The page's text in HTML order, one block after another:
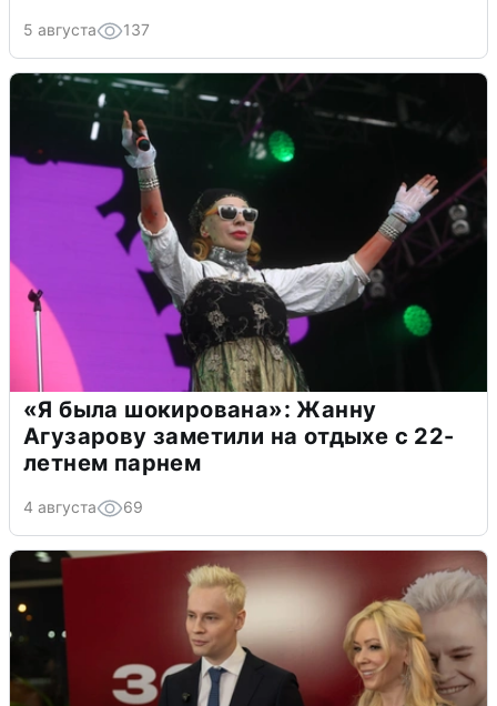
5 августа 137
«Я была шокирована»: Жанну
Агузарову заметили на отдыхе с 22-
летнем парнем
4 августа 69